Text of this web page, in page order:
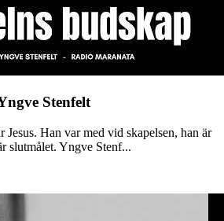
Stenfelt
Jesus. Han var med vid skapelsen, han är
slutmålet. Yngve Stenf...